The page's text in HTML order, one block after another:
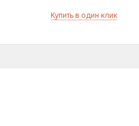
Купить в один клик